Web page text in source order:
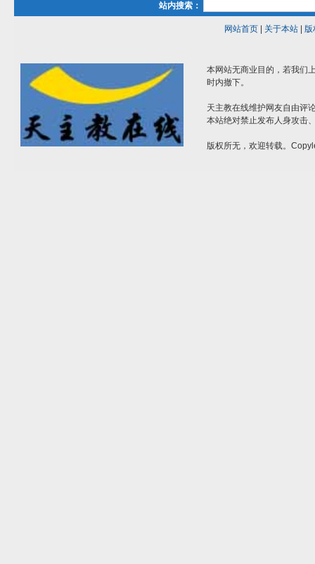
站内搜索：
网站首页| 关于本站| 版
本网站无商业目的，若我们
时内撤下。
天主教在线维护网友自由评
本站绝对禁止发布人身攻击
版权所无，欢迎转载。